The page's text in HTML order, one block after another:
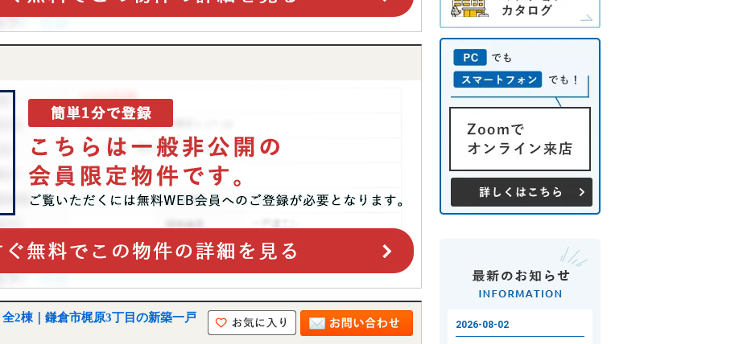
棟｜鎌倉市梶原3丁目の新築一戸